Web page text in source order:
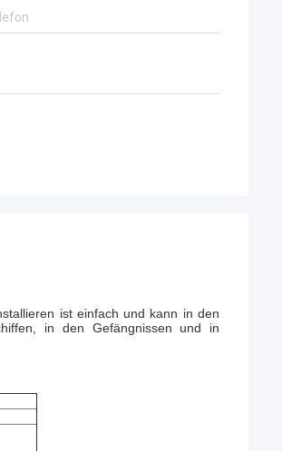
ist einfach und kann in den
in den Gefängnissen und in